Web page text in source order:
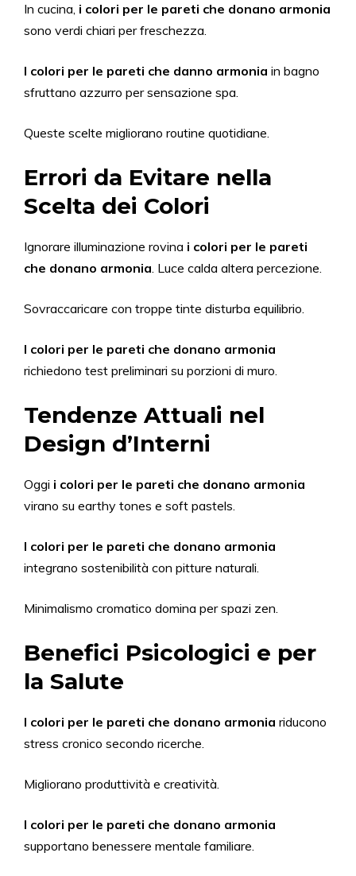
In cucina, i colori per le pareti che donano armonia
sono verdi chiari per freschezza.
I colori per le pareti che danno armonia in bagno
sfruttano azzurro per sensazione spa.
Queste scelte migliorano routine quotidiane.
Errori da Evitare nella
Scelta dei Colori
Ignorare illuminazione rovina i colori per le pareti
che donano armonia. Luce calda altera percezione.
Sovraccaricare con troppe tinte disturba equilibrio.
I colori per le pareti che donano armonia
richiedono test preliminari su porzioni di muro.
Tendenze Attuali nel
Design d’Interni
Oggi i colori per le pareti che donano armonia
virano su earthy tones e soft pastels.
I colori per le pareti che donano armonia
integrano sostenibilità con pitture naturali.
Minimalismo cromatico domina per spazi zen.
Benefici Psicologici e per
la Salute
I colori per le pareti che donano armonia riducono
stress cronico secondo ricerche.
Migliorano produttività e creatività.
I colori per le pareti che donano armonia
supportano benessere mentale familiare.